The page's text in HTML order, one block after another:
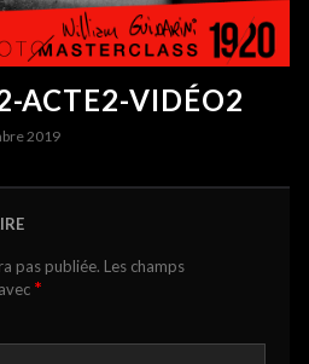
ACTE2-VIDÉO2
2019
pas publiée. Les champs
*